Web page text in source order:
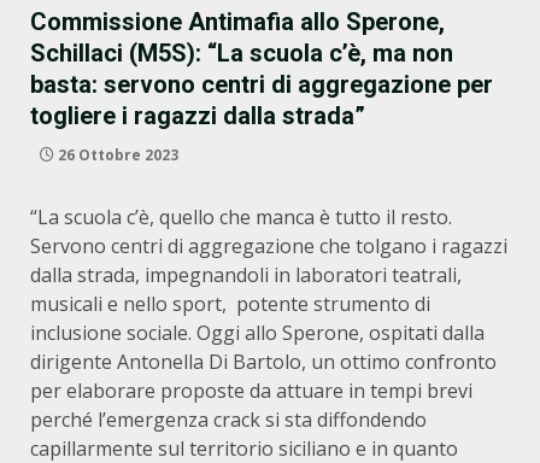
Commissione Antimafia allo Sperone,
Schillaci (M5S): “La scuola c’è, ma non
basta: servono centri di aggregazione per
togliere i ragazzi dalla strada”
26 Ottobre 2023
“La scuola c’è, quello che manca è tutto il resto.
Servono centri di aggregazione che tolgano i ragazzi
dalla strada, impegnandoli in laboratori teatrali,
musicali e nello sport, potente strumento di
inclusione sociale. Oggi allo Sperone, ospitati dalla
dirigente Antonella Di Bartolo, un ottimo confronto
per elaborare proposte da attuare in tempi brevi
perché l’emergenza crack si sta diffondendo
capillarmente sul territorio siciliano e in quanto